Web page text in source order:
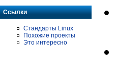
Ссылки
Стандарты Linux
Похожие проекты
Это интересно